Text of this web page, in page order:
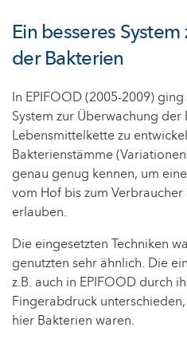
Ein besseres
der Bakterien
In EPIFOOD (2005-2009)
System zur Überwachung
Lebensmittelkette zu
Bakterienstämme
genau genug kennen, um
vom Hof bis zum
erlauben.
Die eingesetzten Techniken
genutzten sehr ähnlich. Die
z.B. auch in EPIFOOD durch
Fingerabdruck
hier Bakterien waren.